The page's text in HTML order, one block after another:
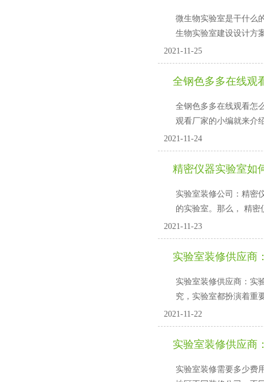
微生物实验室是干什么的
生物实验室建设设计方案
2021-11-25
全钢色多多在线观
全钢色多多在线观看怎么
观看厂家的小编就来介
2021-11-24
精密仪器实验室如
实验室装修公司：精密
的实验室。那么
2021-11-23
实验室装修供应商
实验室装修供应商：
究，实验室都扮演着
2021-11-22
实验室装修供应商
实验室装修需要多少费用